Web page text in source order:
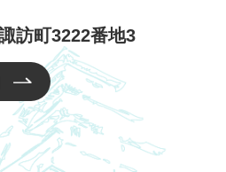
訪町3222番地3